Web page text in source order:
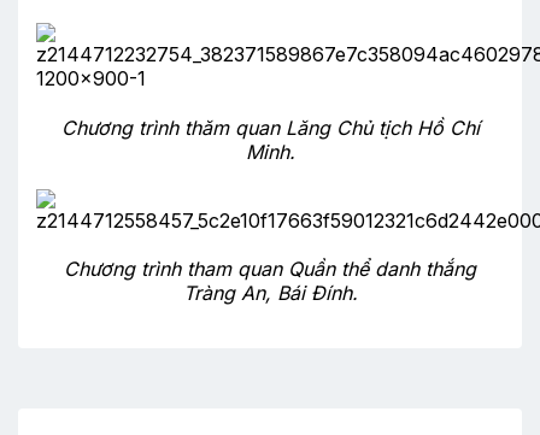
Chương trình thăm quan Lăng Chủ tịch Hồ Chí
Minh.
Chương trình tham quan Quần thể danh thắng
Tràng An, Bái Đính.